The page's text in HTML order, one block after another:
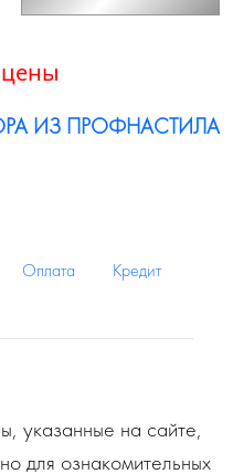
цены
ИЗ ПРОФНАСТИЛА
Оплата
Кредит
указанные на сайте,
для ознакомительных